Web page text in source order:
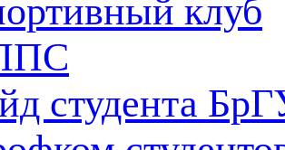
клуб
студента